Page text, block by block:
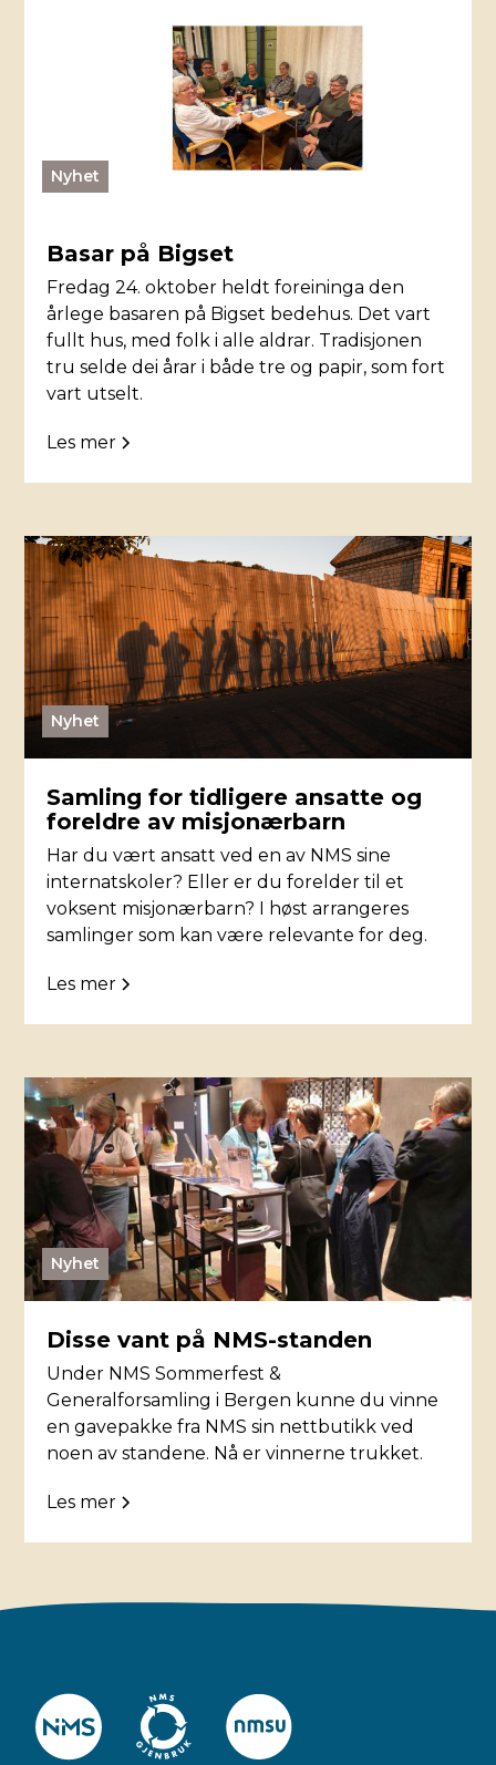
Nyhet
Basar på Bigset
Fredag 24. oktober heldt foreininga den
årlege basaren på Bigset bedehus. Det vart
fullt hus, med folk i alle aldrar. Tradisjonen
tru selde dei årar i både tre og papir, som fort
vart utselt.
Les mer
Nyhet
Samling for tidligere ansatte og
foreldre av misjonærbarn
Har du vært ansatt ved en av NMS sine
internatskoler? Eller er du forelder til et
voksent misjonærbarn? I høst arrangeres
samlinger som kan være relevante for deg.
Les mer
Nyhet
Disse vant på NMS-standen
Under NMS Sommerfest &
Generalforsamling i Bergen kunne du vinne
en gavepakke fra NMS sin nettbutikk ved
noen av standene. Nå er vinnerne trukket.
Les mer